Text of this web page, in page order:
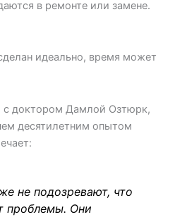
в ремонте или замене.
идеально, время может
с доктором Дамлой Озтюрк,
десятилетним опытом
не подозревают, что
проблемы. Они